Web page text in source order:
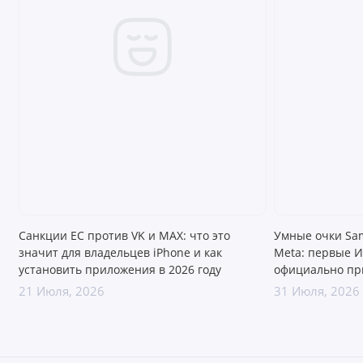
энергосбережения гарантирует уверенную работу
гаджета в течение всего дня.
Почему Galaxy S26 Ultra — это выбор номер один?
Санкции ЕС против VK и MAX: что это
значит для владельцев iPhone и как
установить приложения в 2026 году
21 Июля, 2026
Умные очки
Meta: первые
официально
31 Июля, 2026